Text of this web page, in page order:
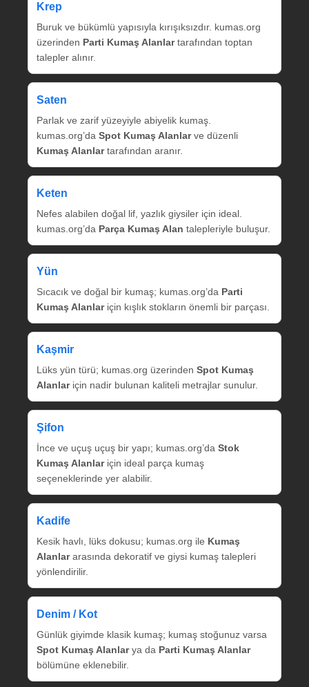
Krep
Buruk ve bükümlü yapısıyla kırışıksızdır. kumas.org
üzerinden Parti Kumaş Alanlartarafından toptan
talepler alınır.
Saten
Parlak ve zarif yüzeyiyle abiyelik kumaş.
kumas.org’da Spot Kumaş Alanlarve düzenli
Kumaş Alanlartarafından aranır.
Keten
Nefes alabilen doğal lif, yazlık giysiler için ideal.
kumas.org’da Parça Kumaş Alan talepleriyle buluşur.
Yün
Sıcacık ve doğal bir kumaş; kumas.org’da Parti
Kumaş Alanlariçin kışlık stokların önemli bir parçası.
Kaşmir
Lüks yün türü; kumas.org üzerinden Spot Kumaş
Alanlariçin nadir bulunan kaliteli metrajlar sunulur.
Şifon
İnce ve uçuş uçuş bir yapı; kumas.org’da Stok
Kumaş Alanlariçin ideal parça kumaş
seçeneklerinde yer alabilir.
Kadife
Kesik havlı, lüks dokusu; kumas.org ile Kumaş
Alanlararasında dekoratif ve giysi kumaş talepleri
yönlendirilir.
Denim / Kot
Günlük giyimde klasik kumaş; kumaş stoğunuz varsa
Spot Kumaş Alanlarya da Parti Kumaş Alanlar
bölümüne eklenebilir.